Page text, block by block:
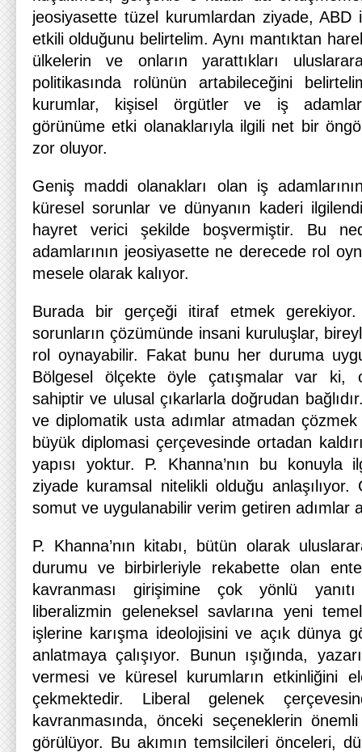
jeosiyasette tüzel kurumlardan ziyade, ABD
etkili olduğunu belirtelim. Aynı mantıktan
ülkelerin ve onların yarattıkları
politikasında rolünün artabileceğini
kurumlar, kişisel örgütler ve iş
görünüme etki olanaklarıyla ilgili net bir
zor oluyor.
Geniş maddi olanakları olan iş
küresel sorunlar ve dünyanın kaderi
hayret verici şekilde boşvermiştir. Bu
adamlarının jeosiyasette ne derecede rol
mesele olarak kalıyor.
Burada bir gerçeği itiraf etmek
sorunların çözümünde insani kuruluşlar,
rol oynayabilir. Fakat bunu her duruma
Bölgesel ölçekte öyle çatışmalar var ki,
sahiptir ve ulusal çıkarlarla doğrudan
ve diplomatik usta adımlar atmadan çözmek
büyük diplomasi çerçevesinde ortadan
yapısı yoktur. P. Khanna’nın bu konuyla
ziyade kuramsal nitelikli olduğu
somut ve uygulanabilir verim getiren adımlar
P. Khanna’nın kitabı, bütün olarak
durumu ve birbirleriyle rekabette olan
kavranması girişimine çok yönlü yanıtı
liberalizmin geleneksel savlarına yeni
işlerine karışma ideolojisini ve açık dünya
anlatmaya çalışıyor. Bunun ışığında,
vermesi ve küresel kurumların etkinliğini
çekmektedir. Liberal gelenek
kavranmasında, önceki seçeneklerin önemli
görülüyor. Bu akımın temsilcileri önceleri,